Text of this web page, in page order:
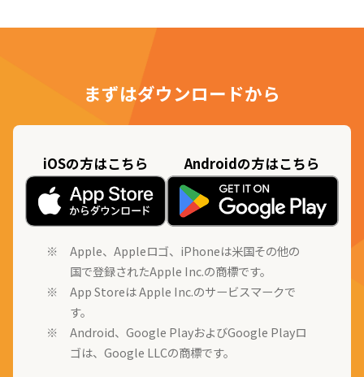
まずはダウンロードから
iOSの方はこちら Androidの方はこちら
Apple、Appleロゴ、iPhoneは米国その他の
国で登録されたApple Inc.の商標です。
App Storeは Apple Inc.のサービスマークで
す。
Android、Google PlayおよびGoogle Playロ
ゴは、Google LLCの商標です。